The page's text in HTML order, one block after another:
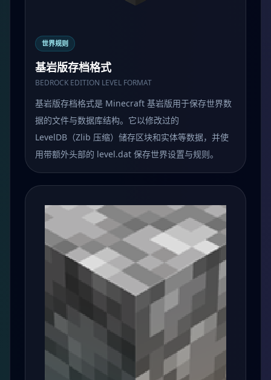
世界规则
基岩版存档格式
BEDROCK EDITION LEVEL FORMAT
基岩版存档格式是 Minecraft 基岩版用于保存世界数
据的文件与数据库结构。它以修改过的
LevelDB（Zlib 压缩）储存区块和实体等数据，并使
用带额外头部的 level.dat 保存世界设置与规则。